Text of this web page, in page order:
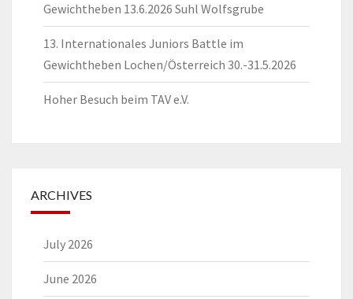
Gewichtheben 13.6.2026 Suhl Wolfsgrube
13. Internationales Juniors Battle im
Gewichtheben Lochen/Österreich 30.-31.5.2026
Hoher Besuch beim TAV e.V.
ARCHIVES
July 2026
June 2026